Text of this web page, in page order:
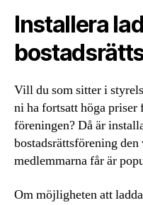
Installera
Vill du som sitter i
ni ha fortsatt höga priser
föreningen? Då är
bostadsrättsförening
medlemmarna får är
Om möjligheten att